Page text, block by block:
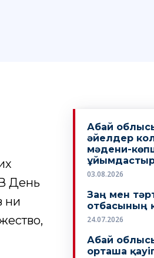
День
ни
Абай
әйелдер
мәдени-
03.08.2026
Заң мен
отбасының
24.07.2026
Абай
орташа